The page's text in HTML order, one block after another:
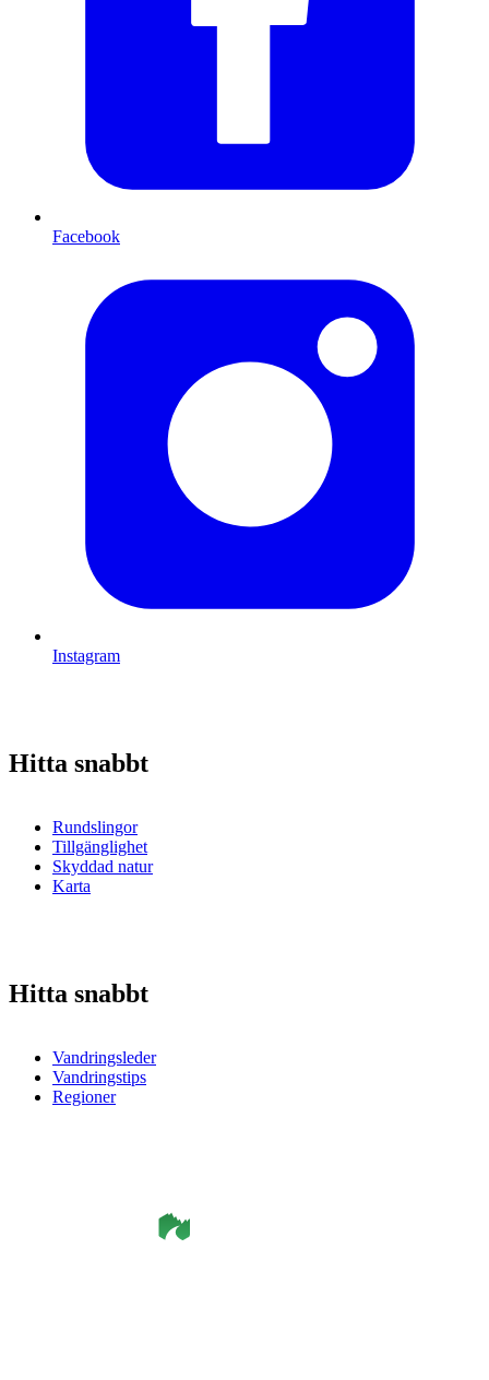
Facebook
Instagram
Hitta snabbt
Rundslingor
Tillgänglighet
Skyddad natur
Karta
Hitta snabbt
Vandringsleder
Vandringstips
Regioner